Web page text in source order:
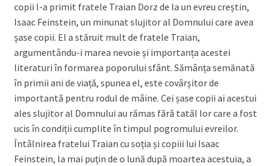
copii l-a primit fratele Traian Dorz de la un evreu creștin,
Isaac Feinstein, un minunat slujitor al Domnului care avea
șase copii. El a stăruit mult de fratele Traian,
argumentându-i marea nevoie și importanța acestei
literaturi în formarea poporului sfânt. Sămânța semănată
în primii ani de viață, spunea el, este covârșitor de
importantă pentru rodul de mâine. Cei șase copii ai acestui
ales slujitor al Domnului au rămas fără tatăl lor care a fost
ucis în condiții cumplite în timpul pogromului evreilor.
Întâlnirea fratelui Traian cu soția și copiii lui Isaac
Feinstein, la mai puțin de o lună după moartea acestuia, a